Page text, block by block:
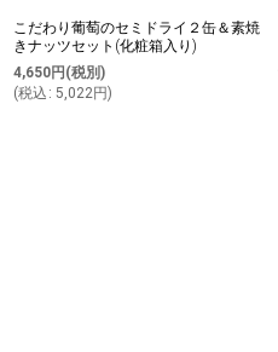
こだわり葡萄のセミドライ２缶＆素焼
きナッツセット(化粧箱入り)
4,650円 (税別)
(税込 : 5,022円)